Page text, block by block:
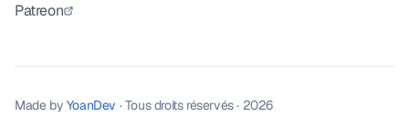
Patreon
Made by YoanDev · Tous droits réservés · 2026